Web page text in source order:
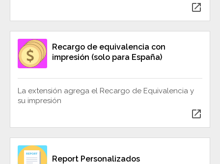
open_in_new
Recargo de equivalencia con
impresión (solo para España)
La extensión agrega el Recargo de Equivalencia y
su impresión
open_in_new
Report Personalizados